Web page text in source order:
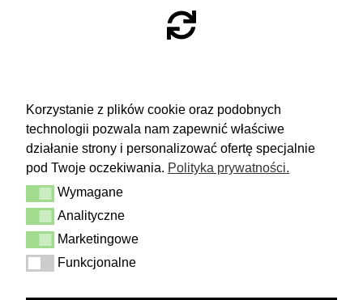
Korzystanie z plików cookie oraz podobnych
technologii pozwala nam zapewnić właściwe
działanie strony i personalizować ofertę specjalnie
pod Twoje oczekiwania. Polityka prywatności.
Wymagane
Wymagane
Analityczne
Analityczne
Marketingowe
Marketingowe
Funkcjonalne
Funkcjonalne
Masz 14 dni na podjęcie
decyzji i spokojne rozważenie zakupu.
Więcej
Dostawa i zwrot
Kontakt
Regulamin
Polityka prywatności